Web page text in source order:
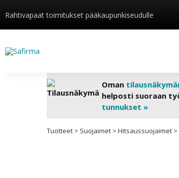
Rahtivapaat toimitukset pääkaupunkiseudulle
Oman
helposti suoraan
tunnukset »
Tuotteet > Suojaimet > Hitsaussuojaimet >